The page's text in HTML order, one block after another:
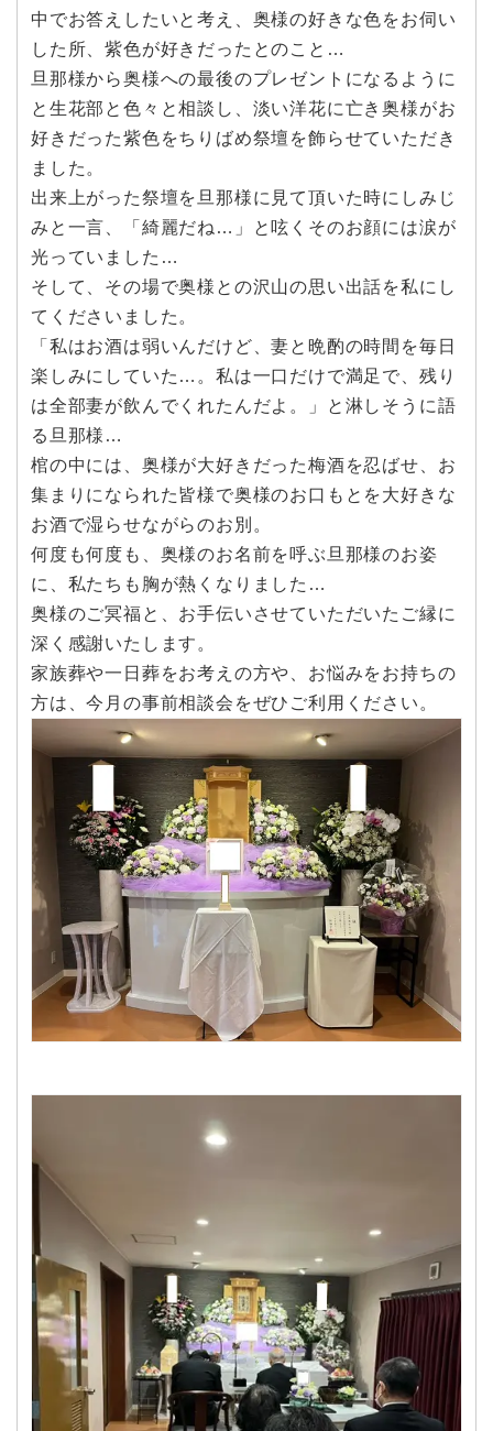
中でお答えしたいと考え、奥様の好きな色をお伺い
した所、紫色が好きだったとのこと…
旦那様から奥様への最後のプレゼントになるように
と生花部と色々と相談し、淡い洋花に亡き奥様がお
好きだった紫色をちりばめ祭壇を飾らせていただき
ました。
出来上がった祭壇を旦那様に見て頂いた時にしみじ
みと一言、「綺麗だね…」と呟くそのお顔には涙が
光っていました…
そして、その場で奥様との沢山の思い出話を私にし
てくださいました。
「私はお酒は弱いんだけど、妻と晩酌の時間を毎日
楽しみにしていた…。私は一口だけで満足で、残り
は全部妻が飲んでくれたんだよ。」と淋しそうに語
る旦那様…
棺の中には、奥様が大好きだった梅酒を忍ばせ、お
集まりになられた皆様で奥様のお口もとを大好きな
お酒で湿らせながらのお別。
何度も何度も、奥様のお名前を呼ぶ旦那様のお姿
に、私たちも胸が熱くなりました…
奥様のご冥福と、お手伝いさせていただいたご縁に
深く感謝いたします。
家族葬や一日葬をお考えの方や、お悩みをお持ちの
方は、今月の事前相談会をぜひご利用ください。